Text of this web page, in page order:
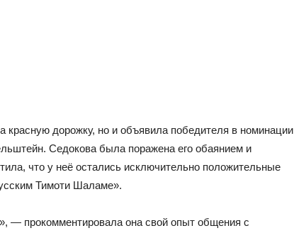
красную дорожку, но и объявила победителя в номинации
Седокова была поражена его обаянием и
что у неё остались исключительно положительные
Тимоти Шаламе».
— прокомментировала она свой опыт общения с